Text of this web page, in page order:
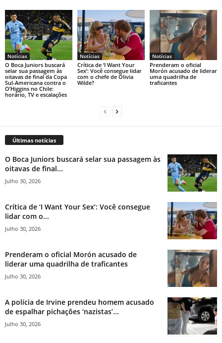
Notícias
O Boca Juniors buscará
selar sua passagem às
oitavas de final da Copa
Sul-Americana contra o
O’Higgins no Chile:
horário, TV e escalações
Notícias
Crítica de ‘I Want Your
Sex’: Você consegue lidar
com o chefe de Olivia
Wilde?
Notícias
Prenderam o oficial
Morón acusado de liderar
uma quadrilha de
traficantes
Últimas notícias
O Boca Juniors buscará selar sua passagem às
oitavas de final...
Julho 30, 2026
Crítica de ‘I Want Your Sex’: Você consegue
lidar com o...
Julho 30, 2026
Prenderam o oficial Morón acusado de
liderar uma quadrilha de traficantes
Julho 30, 2026
A polícia de Irvine prendeu homem acusado
de espalhar pichações ‘nazistas’...
Julho 30, 2026